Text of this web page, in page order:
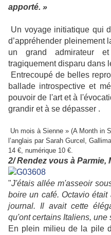
apporté. »
Un voyage initiatique qui
d’appréhender pleinement
un grand admirateur
tragiquement disparu dans
Entrecoupé de belles
ballade introspective et
pouvoir de l'art et à
grandir et à se dépasser .
Un mois à Sienne » (A Month in
l’anglais par Sarah Gurcel,
14 €, numérique 10 €.
2/ Rendez vous à Parmie,
"J'étais allée m'asseoir
boire un café. Octavio
journal. Il avait cette
qu'ont certains Italiens, une
En plein milieu de la pile